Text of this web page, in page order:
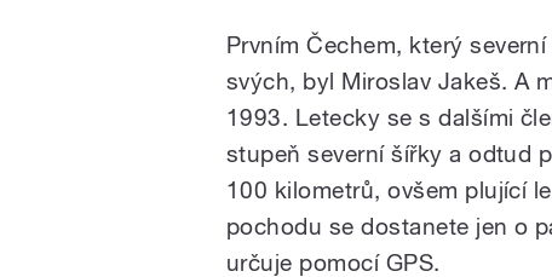
Prvním Čechem, který
svých, byl Miroslav Jakeš. A
1993. Letecky se s dalšími
stupeň severní šířky a odtud
100 kilometrů, ovšem plující
pochodu se dostanete jen o
určuje pomocí GPS.